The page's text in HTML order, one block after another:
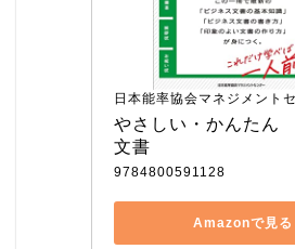
日本能率協会マネジメント
やさしい・かんたん
文書
9784800591128
Amazonで見る